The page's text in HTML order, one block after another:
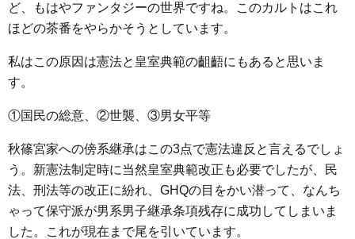
ど、もはやファンタジーの世界ですね。このカルトはこれ
ほどの茶番をやらかそうとしています。
私はこの原因は憲法と皇室典範の齟齬にもあると思いま
す。
①国民の総意、②世襲、③男女平等
秋篠宮家への傍系継承はこの3点で憲法違反と言えるでしょ
う。新憲法制定時に当然皇室典範改正も必要でしたが、民
法、刑法等の改正に紛れ、GHQの目をかい潜って、なんち
ゃって保守派が男系男子継承条項残存に成功してしまいま
した。これが現在まで尾を引いています。